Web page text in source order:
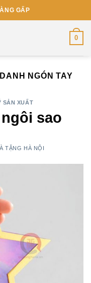
GẤP
0
NGÓN TAY
SẢN XUẤT
sao
TẶNG HÀ NỘI